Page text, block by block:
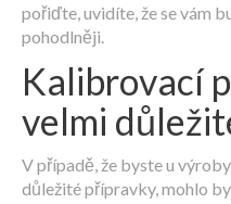
pořiďte, uvidíte, že se vám
pohodlněji.
Kalibrovací
velmi
V případě, že byste u
důležité přípravky, mohlo